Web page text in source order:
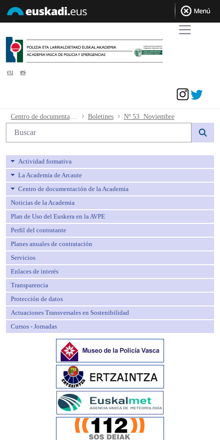
eu
es
Nº 53 Noviembre - avpe
Boletines Nº 53 Noviembre
Búsqueda web
Actividad formativa
La Academia de Arcaute
Centro de documentación de la Academia
Noticias de la Academia
Plan de Uso del Euskera en la AVPE
Perfil del contratante
Planes anuales de contratación
Servicios
Enlaces de interés
Transparencia
Protección de datos
Actuaciones Transversales en Sostenibilidad
Cursos - Jornadas